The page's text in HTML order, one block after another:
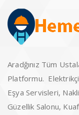
Aradğınız Tüm
Platformu.
Eşya Servisleri,
Güzellik Salonu,